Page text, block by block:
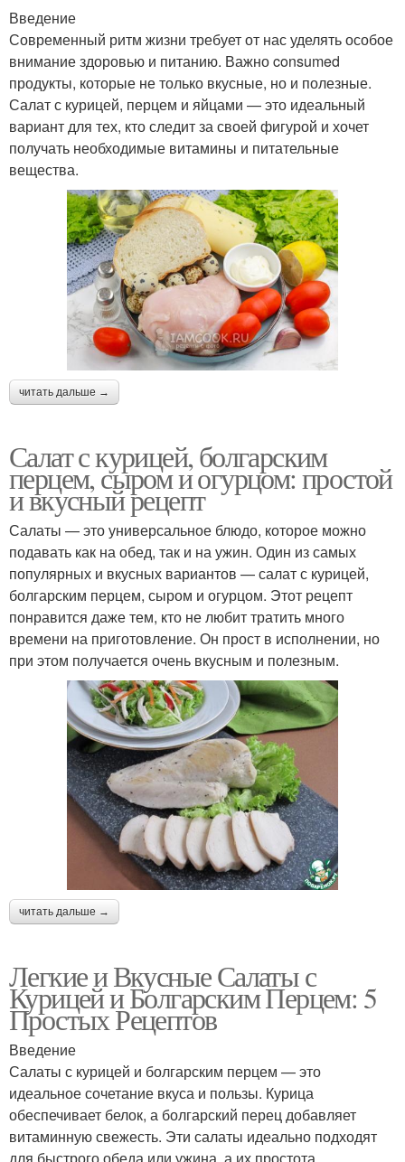
Введение
Современный ритм жизни требует от нас уделять особое
внимание здоровью и питанию. Важно consumed
продукты, которые не только вкусные, но и полезные.
Салат с курицей, перцем и яйцами — это идеальный
вариант для тех, кто следит за своей фигурой и хочет
получать необходимые витамины и питательные
вещества.
читать дальше →
Салат с курицей, болгарским
перцем, сыром и огурцом: простой
и вкусный рецепт
Салаты — это универсальное блюдо, которое можно
подавать как на обед, так и на ужин. Один из самых
популярных и вкусных вариантов — салат с курицей,
болгарским перцем, сыром и огурцом. Этот рецепт
понравится даже тем, кто не любит тратить много
времени на приготовление. Он прост в исполнении, но
при этом получается очень вкусным и полезным.
читать дальше →
Легкие и Вкусные Салаты с
Курицей и Болгарским Перцем: 5
Простых Рецептов
Введение
Салаты с курицей и болгарским перцем — это
идеальное сочетание вкуса и пользы. Курица
обеспечивает белок, а болгарский перец добавляет
витаминную свежесть. Эти салаты идеально подходят